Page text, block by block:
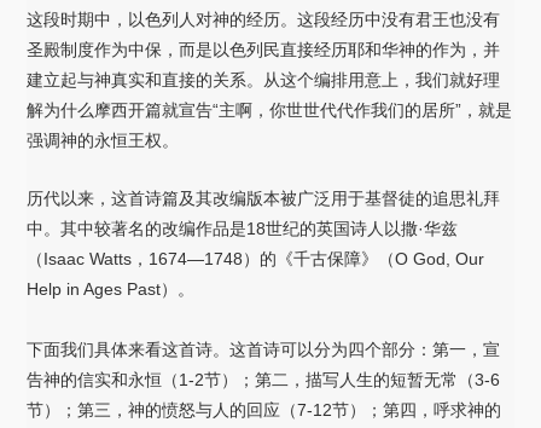
这段时期中，以色列人对神的经历。这段经历中没有君王也没有
圣殿制度作为中保，而是以色列民直接经历耶和华神的作为，并
建立起与神真实和直接的关系。从这个编排用意上，我们就好理
解为什么摩西开篇就宣告“主啊，你世世代代作我们的居所”，就是
强调神的永恒王权。
历代以来，这首诗篇及其改编版本被广泛用于基督徒的追思礼拜
中。其中较著名的改编作品是18世纪的英国诗人以撒·华兹
（Isaac Watts，1674—1748）的《千古保障》（O God, Our
Help in Ages Past）。
下面我们具体来看这首诗。这首诗可以分为四个部分：第一，宣
告神的信实和永恒（1-2节）；第二，描写人生的短暂无常（3-6
节）；第三，神的愤怒与人的回应（7-12节）；第四，呼求神的